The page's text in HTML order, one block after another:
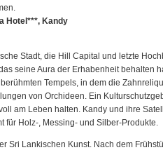
Hotel***, Kandy
Stadt, die Hill Capital und letzte
seine Aura der Erhabenheit behalten
Tempels, in dem die
von Orchideen. Ein
am Leben halten. Kandy und ihre
für Holz-, Messing- und Silber-Produkte.
Sri Lankischen Kunst. Nach dem